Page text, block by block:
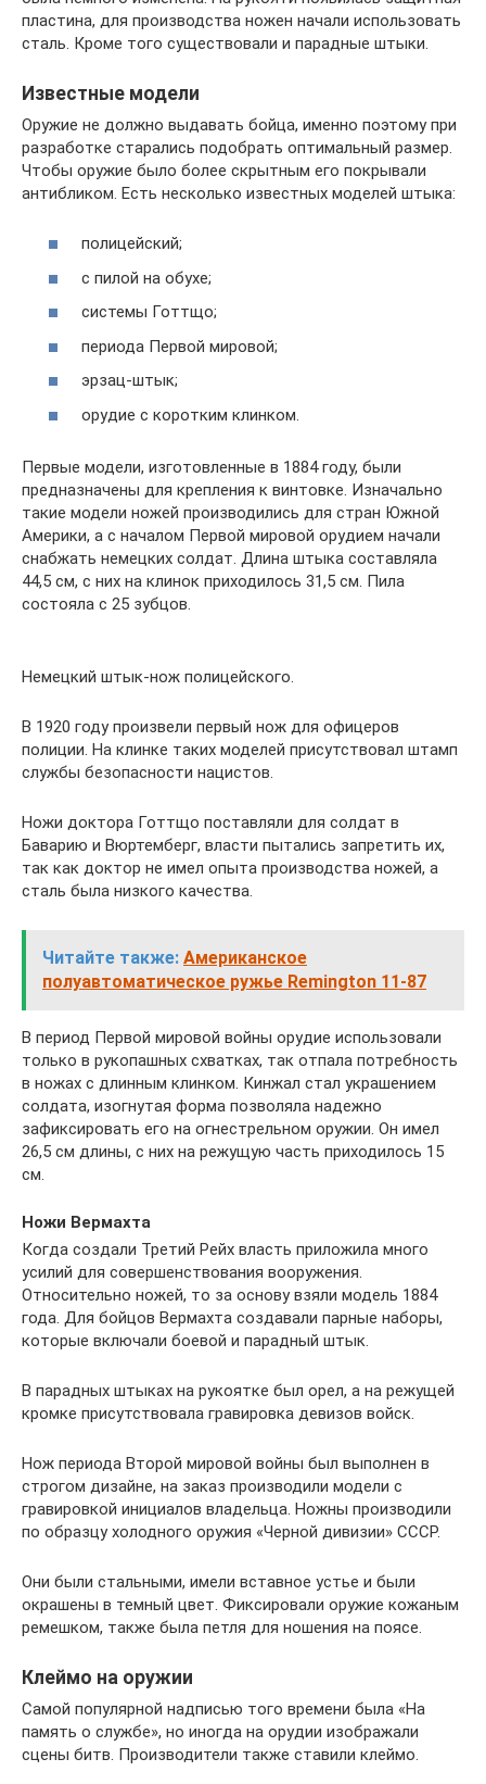
пластина, для производства ножен начали использовать
сталь. Кроме того существовали и парадные штыки.
Известные модели
Оружие не должно выдавать бойца, именно поэтому при
разработке старались подобрать оптимальный размер.
Чтобы оружие было более скрытным его покрывали
антибликом. Есть несколько известных моделей штыка:
полицейский;
с пилой на обухе;
системы Готтщо;
периода Первой мировой;
эрзац-штык;
орудие с коротким клинком.
Первые модели, изготовленные в 1884 году, были
предназначены для крепления к винтовке. Изначально
такие модели ножей производились для стран Южной
Америки, а с началом Первой мировой орудием начали
снабжать немецких солдат. Длина штыка составляла
44,5 см, с них на клинок приходилось 31,5 см. Пила
состояла с 25 зубцов.
Немецкий штык-нож полицейского.
В 1920 году произвели первый нож для офицеров
полиции. На клинке таких моделей присутствовал штамп
службы безопасности нацистов.
Ножи доктора Готтщо поставляли для солдат в
Баварию и Вюртемберг, власти пытались запретить их,
так как доктор не имел опыта производства ножей, а
сталь была низкого качества.
Читайте также: Американское
полуавтоматическое ружье Remington 11-87
В период Первой мировой войны орудие использовали
только в рукопашных схватках, так отпала потребность
в ножах с длинным клинком. Кинжал стал украшением
солдата, изогнутая форма позволяла надежно
зафиксировать его на огнестрельном оружии. Он имел
26,5 см длины, с них на режущую часть приходилось 15
см.
Ножи Вермахта
Когда создали Третий Рейх власть приложила много
усилий для совершенствования вооружения.
Относительно ножей, то за основу взяли модель 1884
года. Для бойцов Вермахта создавали парные наборы,
которые включали боевой и парадный штык.
В парадных штыках на рукоятке был орел, а на режущей
кромке присутствовала гравировка девизов войск.
Нож периода Второй мировой войны был выполнен в
строгом дизайне, на заказ производили модели с
гравировкой инициалов владельца. Ножны производили
по образцу холодного оружия «Черной дивизии» СССР.
Они были стальными, имели вставное устье и были
окрашены в темный цвет. Фиксировали оружие кожаным
ремешком, также была петля для ношения на поясе.
Клеймо на оружии
Самой популярной надписью того времени была «На
память о службе», но иногда на орудии изображали
сцены битв. Производители также ставили клеймо.